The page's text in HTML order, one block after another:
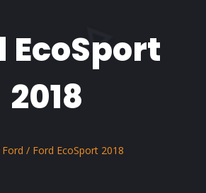
EcoSport
2018
Ford / Ford EcoSport 2018